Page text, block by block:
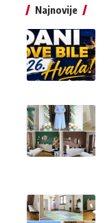
Najnovije